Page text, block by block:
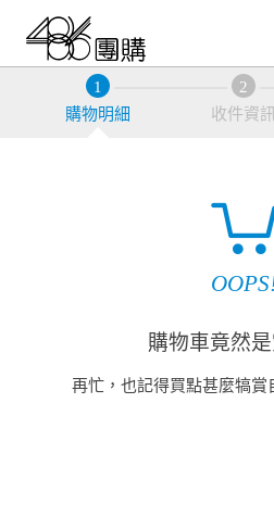
購物明細 收件資訊
購物車竟然
再忙，也記得買點甚麼犒賞